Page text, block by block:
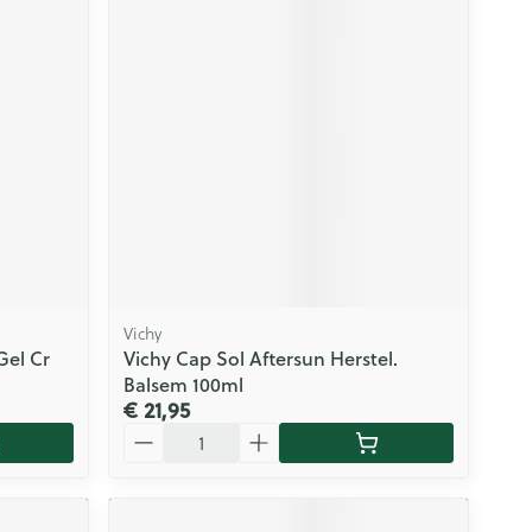
Cr
Vichy
Vichy Cap Sol Aftersun Herstel.
Balsem 100ml
€ 21,95